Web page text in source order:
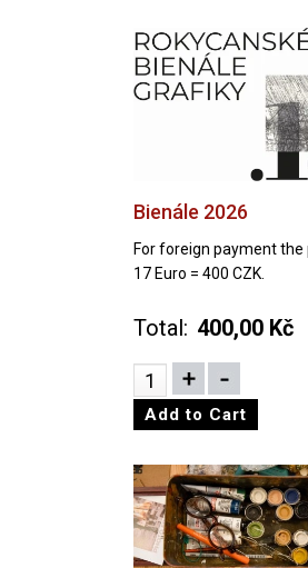
Bienále 2026
For foreign payment the
17 Euro = 400 CZK.
Total: 400,00 Kč